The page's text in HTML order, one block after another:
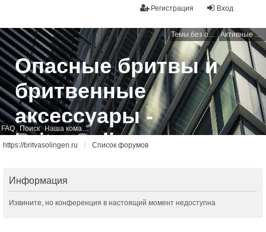
Вход
Регистрация
Темы без ответов Активные темы
FAQ Поиск Наша команда
Опасные бритвы и
бритвенные
аксессуары -
BritvaSolingen
https://britvasolingen.ru Список форумов
Информация
Извините, но конференция в настоящий момент недоступна